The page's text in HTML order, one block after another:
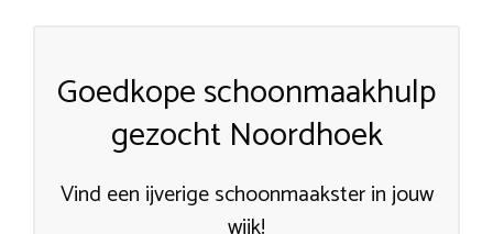
Goedkope schoonmaakhulp
gezocht Noordhoek
Vind een ijverige schoonmaakster in jouw